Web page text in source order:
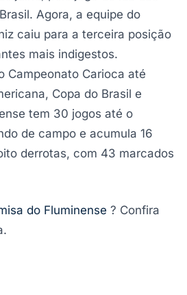
Agora, a equipe do
caiu para a terceira posição
mais indigestos.
Campeonato Carioca até
Copa do Brasil e
tem 30 jogos até o
de campo e acumula 16
derrotas, com 43 marcados
do Fluminense ? Confira